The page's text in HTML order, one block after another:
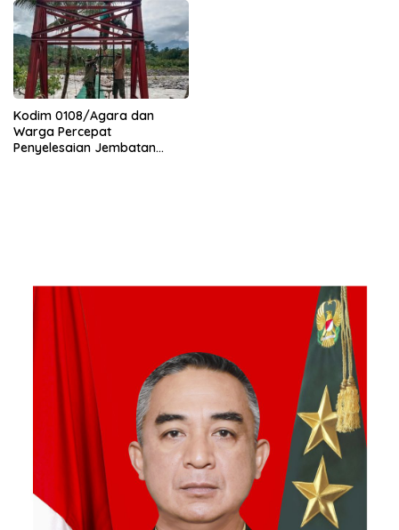
Kodim 0108/Agara dan
Warga Percepat
Penyelesaian Jembatan